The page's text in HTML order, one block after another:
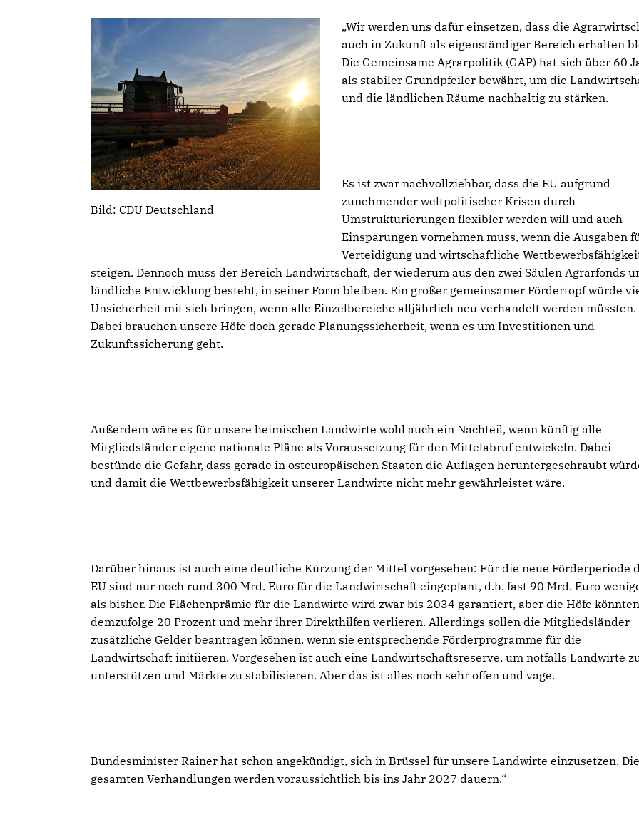
Bild: CDU Deutschland
Wir werden uns dafür einsetzen, dass die
auch in Zukunft als eigenständiger Bereich erhalten
Die Gemeinsame Agrarpolitik (GAP) hat sich über 60
als stabiler Grundpfeiler bewährt, um die
und die ländlichen Räume nachhaltig zu stärken.
Es ist zwar nachvollziehbar, dass die EU aufgrund
zunehmender weltpolitischer Krisen durch
Umstrukturierungen flexibler werden will und auch
Einsparungen vornehmen muss, wenn die Ausgaben
Verteidigung und wirtschaftliche
steigen. Dennoch muss der Bereich Landwirtschaft, der wiederum aus den zwei Säulen Agrarfonds
ländliche Entwicklung besteht, in seiner Form bleiben. Ein großer gemeinsamer Fördertopf würde
Unsicherheit mit sich bringen, wenn alle Einzelbereiche alljährlich neu verhandelt werden müssten.
Dabei brauchen unsere Höfe doch gerade Planungssicherheit, wenn es um Investitionen und
Zukunftssicherung geht.
Außerdem wäre es für unsere heimischen Landwirte wohl auch ein Nachteil, wenn künftig alle
Mitgliedsländer eigene nationale Pläne als Voraussetzung für den Mittelabruf entwickeln. Dabei
bestünde die Gefahr, dass gerade in osteuropäischen Staaten die Auflagen heruntergeschraubt
und damit die Wettbewerbsfähigkeit unserer Landwirte nicht mehr gewährleistet wäre.
Darüber hinaus ist auch eine deutliche Kürzung der Mittel vorgesehen: Für die neue Förderperiode
EU sind nur noch rund 300 Mrd. Euro für die Landwirtschaft eingeplant, d.h. fast 90 Mrd. Euro
als bisher. Die Flächenprämie für die Landwirte wird zwar bis 2034 garantiert, aber die Höfe könnten
demzufolge 20 Prozent und mehr ihrer Direkthilfen verlieren. Allerdings sollen die Mitgliedsländer
zusätzliche Gelder beantragen können, wenn sie entsprechende Förderprogramme für die
Landwirtschaft initiieren. Vorgesehen ist auch eine Landwirtschaftsreserve, um notfalls Landwirte
unterstützen und Märkte zu stabilisieren. Aber das ist alles noch sehr offen und vage.
Bundesminister Rainer hat schon angekündigt, sich in Brüssel für unsere Landwirte einzusetzen. Die
gesamten Verhandlungen werden voraussichtlich bis ins Jahr 2027 dauern.“